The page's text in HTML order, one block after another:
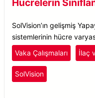
SolVision’ın gelişmiş
sistemlerinin hücre
belirlemede yetersiz
ve sınıflandırmak için
Vaka Çalışmaları İlaç
SolVision